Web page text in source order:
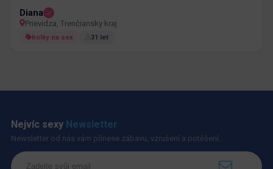
Diana
Prievidza, Trenčiansky kraj
holky na sex 31 let
Nejvíc sexy Newsletter
Newsletter od nás vám přinese zábavu, vzrušení a potěšení.